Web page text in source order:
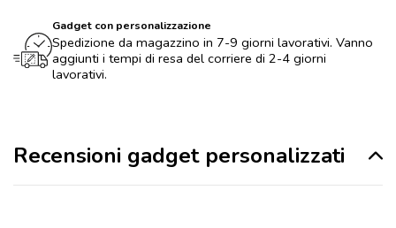
Gadget con personalizzazione
Spedizione da magazzino in 7-9 giorni lavorativi. Vanno
aggiunti i tempi di resa del corriere di 2-4 giorni
lavorativi.
Recensioni gadget personalizzati